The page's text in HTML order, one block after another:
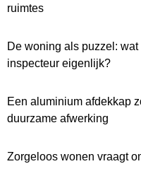
ruimtes
De woning als puzzel:
inspecteur eigenlijk?
Een aluminium afdekkap
duurzame afwerking
Zorgeloos wonen vraagt